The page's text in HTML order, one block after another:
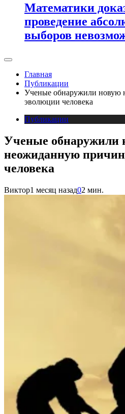
Математики
проведение
выборов
Главная
Публикации
Ученые обнаружили новую
эволюции человека
Публикации
Ученые обнаружили
неожиданную
человека
Виктор1 месяц назад02 мин.